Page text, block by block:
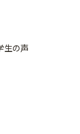
生の声